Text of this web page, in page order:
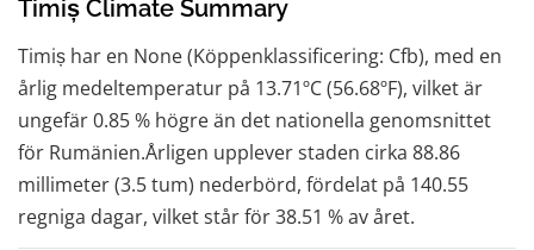
Timiș Climate Summary
Timiș har en None (Köppenklassificering: Cfb), med en
årlig medeltemperatur på 13.71ºC (56.68ºF), vilket är
ungefär 0.85 % högre än det nationella genomsnittet
för Rumänien.Årligen upplever staden cirka 88.86
millimeter (3.5 tum) nederbörd, fördelat på 140.55
regniga dagar, vilket står för 38.51 % av året.